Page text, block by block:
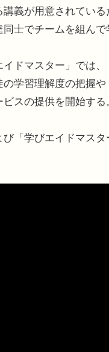
義が用意されてい
士でチームを組んで
ドマスター」では
の学習理解度の把握
スの提供を開始する
「学びエイドマス